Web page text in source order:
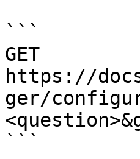
```
GET
https://
ger/
```